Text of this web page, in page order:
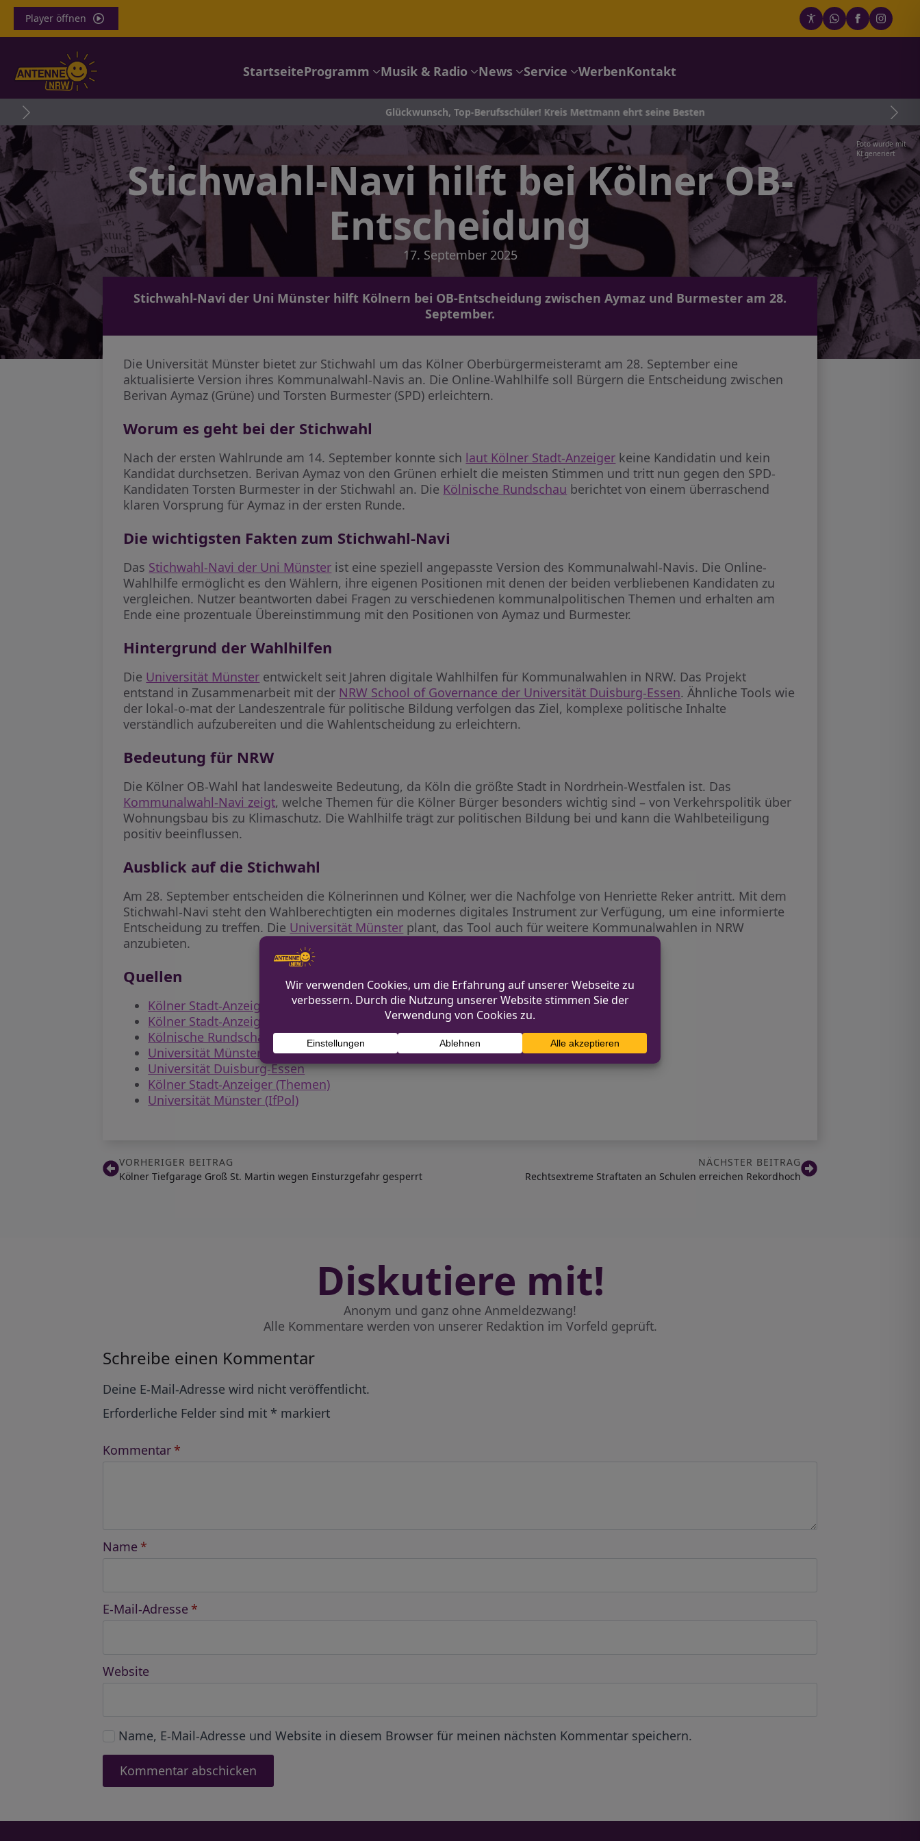
Player öffnen
StartseiteProgramm Musik & Radio News Service WerbenKontakt
Glückwunsch, Top-Berufsschüler! Kreis Mettmann ehrt seine Besten
Foto wurde mit
KI generiert
Stichwahl-Navi hilft bei Kölner OB-
Entscheidung
17. September 2025
Stichwahl-Navi der Uni Münster hilft Kölnern bei OB-Entscheidung zwischen Aymaz und Burmester am 28.
September.
Die Universität Münster bietet zur Stichwahl um das Kölner Oberbürgermeisteramt am 28. September eine
aktualisierte Version ihres Kommunalwahl-Navis an. Die Online-Wahlhilfe soll Bürgern die Entscheidung zwischen
Berivan Aymaz (Grüne) und Torsten Burmester (SPD) erleichtern.
Worum es geht bei der Stichwahl
Nach der ersten Wahlrunde am 14. September konnte sich laut Kölner Stadt-Anzeiger keine Kandidatin und kein
Kandidat durchsetzen. Berivan Aymaz von den Grünen erhielt die meisten Stimmen und tritt nun gegen den SPD-
Kandidaten Torsten Burmester in der Stichwahl an. Die Kölnische Rundschau berichtet von einem überraschend
klaren Vorsprung für Aymaz in der ersten Runde.
Die wichtigsten Fakten zum Stichwahl-Navi
Das Stichwahl-Navi der Uni Münster ist eine speziell angepasste Version des Kommunalwahl-Navis. Die Online-
Wahlhilfe ermöglicht es den Wählern, ihre eigenen Positionen mit denen der beiden verbliebenen Kandidaten zu
vergleichen. Nutzer beantworten dabei Fragen zu verschiedenen kommunalpolitischen Themen und erhalten am
Ende eine prozentuale Übereinstimmung mit den Positionen von Aymaz und Burmester.
Hintergrund der Wahlhilfen
Die Universität Münster entwickelt seit Jahren digitale Wahlhilfen für Kommunalwahlen in NRW. Das Projekt
entstand in Zusammenarbeit mit der NRW School of Governance der Universität Duisburg-Essen. Ähnliche Tools wie
der lokal-o-mat der Landeszentrale für politische Bildung verfolgen das Ziel, komplexe politische Inhalte
verständlich aufzubereiten und die Wahlentscheidung zu erleichtern.
Bedeutung für NRW
Die Kölner OB-Wahl hat landesweite Bedeutung, da Köln die größte Stadt in Nordrhein-Westfalen ist. Das
Kommunalwahl-Navi zeigt, welche Themen für die Kölner Bürger besonders wichtig sind – von Verkehrspolitik über
Wohnungsbau bis zu Klimaschutz. Die Wahlhilfe trägt zur politischen Bildung bei und kann die Wahlbeteiligung
positiv beeinflussen.
Ausblick auf die Stichwahl
Am 28. September entscheiden die Kölnerinnen und Kölner, wer die Nachfolge von Henriette Reker antritt. Mit dem
Stichwahl-Navi steht den Wahlberechtigten ein modernes digitales Instrument zur Verfügung, um eine informierte
Entscheidung zu treffen. Die Universität Münster plant, das Tool auch für weitere Kommunalwahlen in NRW
anzubieten.
Quellen
Kölner Stadt-Anzeiger
Kölner Stadt-Anzeiger (Liveblog)
Kölnische Rundschau
Universität Münster
Universität Duisburg-Essen
Kölner Stadt-Anzeiger (Themen)
Universität Münster (IfPol)
VORHERIGER BEITRAG
Kölner Tiefgarage Groß St. Martin wegen Einsturzgefahr gesperrt
NÄCHSTER BEITRAG
Rechtsextreme Straftaten an Schulen erreichen Rekordhoch
Diskutiere mit!
Anonym und ganz ohne Anmeldezwang!
Alle Kommentare werden von unserer Redaktion im Vorfeld geprüft.
Schreibe einen Kommentar
Deine E-Mail-Adresse wird nicht veröffentlicht.
Erforderliche Felder sind mit * markiert
Kommentar *
Name *
E-Mail-Adresse *
Website
Name, E-Mail-Adresse und Website in diesem Browser für meinen nächsten Kommentar speichern.